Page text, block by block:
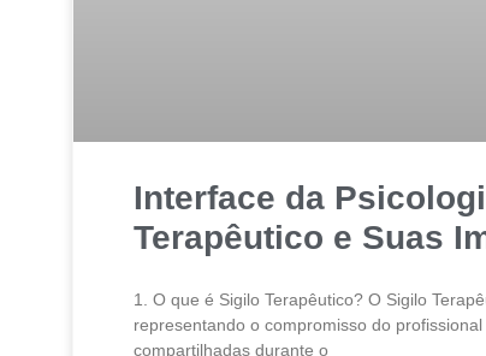
Interface da
Terapêutico e Suas
1. O que é Sigilo Terapêutico? O Sigilo
representando o compromisso do
compartilhadas durante o